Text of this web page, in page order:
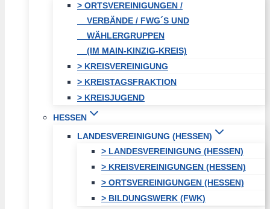
> ORTSVEREINIGUNGEN /
VERBÄNDE / FWG´S UND
WÄHLERGRUPPEN
(IM MAIN-KINZIG-KREIS)
> KREISVEREINIGUNG
> KREISTAGSFRAKTION
> KREISJUGEND
HESSEN
LANDESVEREINIGUNG (HESSEN)
> LANDESVEREINIGUNG (HESSEN)
> KREISVEREINIGUNGEN (HESSEN)
> ORTSVEREINIGUNGEN (HESSEN)
> BILDUNGSWERK (FWK)